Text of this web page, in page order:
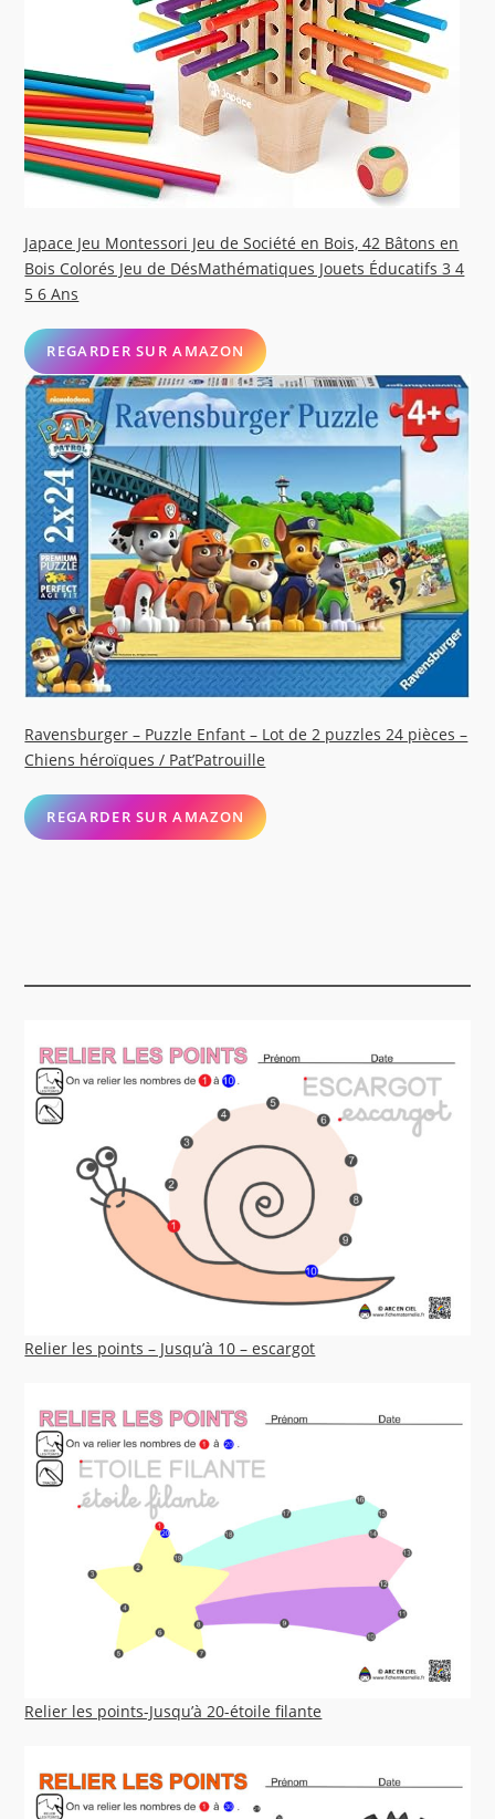
Japace Jeu Montessori Jeu de Société en Bois, 42 Bâtons en
Bois Colorés Jeu de DésMathématiques Jouets Éducatifs 3 4
5 6 Ans
REGARDER SUR AMAZON
Ravensburger – Puzzle Enfant – Lot de 2 puzzles 24 pièces –
Chiens héroïques / Pat’Patrouille
REGARDER SUR AMAZON
Relier les points – Jusqu’à 10 – escargot
Relier les points-Jusqu’à 20-étoile filante